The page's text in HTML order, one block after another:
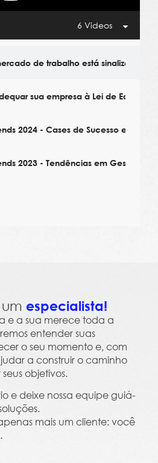
6 Videos
de trabalho está sinalizando
sua empresa à Lei de
2024 - Cases de Sucesso em
2023 - Tendências em Gestão de
especialista!
e a sua merece toda a
entender suas
o seu momento e, com
a construir o caminho
objetivos.
e deixe nossa equipe guiá-
mais um cliente: você